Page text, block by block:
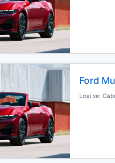
Ford
Loại xe: